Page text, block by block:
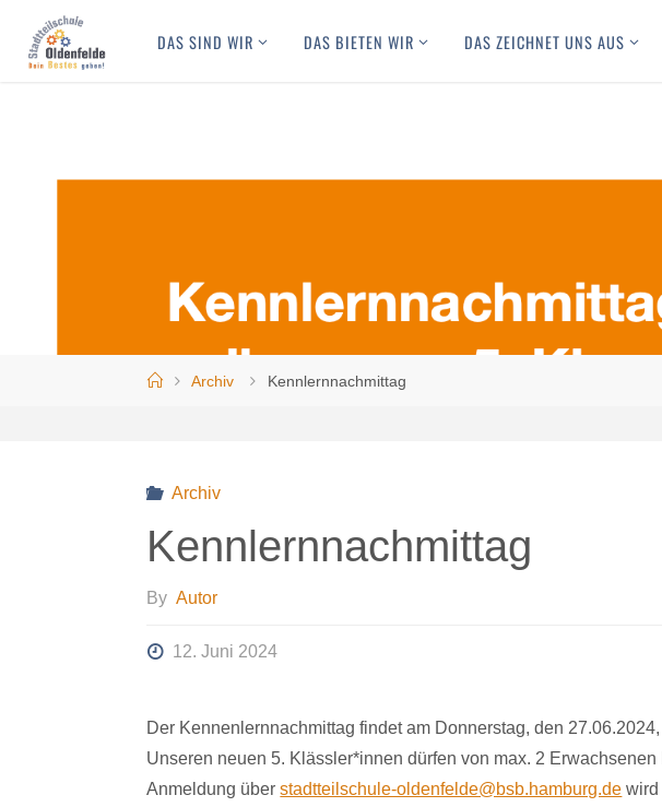
content
DAS SIND WIR DAS BIETEN WIR DAS ZEICHNET UNS AUS
HomeArchiv Kennlernnachmittag
Archiv
Kennlernnachmittag
By Autor
12. Juni 2024
Der Kennenlernnachmittag findet am Donnerstag, den
Unseren neuen 5. Klässler*innen dürfen von max. 2
Anmeldung überstadtteilschule-oldenfelde@bsb.hamburg.de wird